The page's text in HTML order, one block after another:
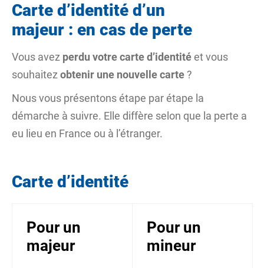
Carte d’identité d’un
majeur : en cas de perte
Vous avez perdu votre carte d’identitéet vous
souhaitez obtenir une nouvelle carte?
Nous vous présentons étape par étape la
démarche à suivre. Elle diffère selon que la perte a
eu lieu en France ou à l’étranger.
Carte d’identité
Pour un
majeur
Pour un
mineur